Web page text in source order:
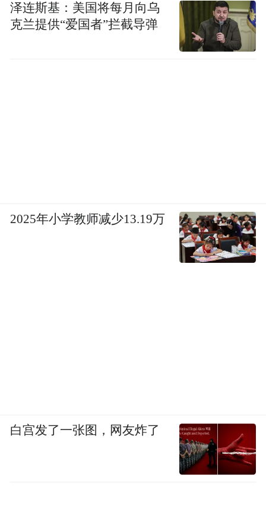
泽连斯基：美国将每月向乌
克兰提供“爱国者”拦截导弹
2025年小学教师减少13.19万
白宫发了一张图，网友炸了